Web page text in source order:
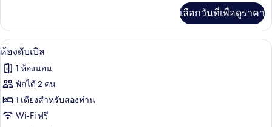
เกี่ยว
กับ
ห้อง
(Super)
เลือกวันที่เพื่อดูราคา
เปิด
ภาพถ่าย
ทั้งหมด
ของ
ห้อง
โต๊ะทำงาน, ห้องเก็บเสียง, Wi-Fi ฟรี, ผ้
4
ห้องดับเบิล
1 ห้องนอน
พักได้ 2 คน
1 เตียงสำหรับสองท่าน
Wi-Fi ฟรี